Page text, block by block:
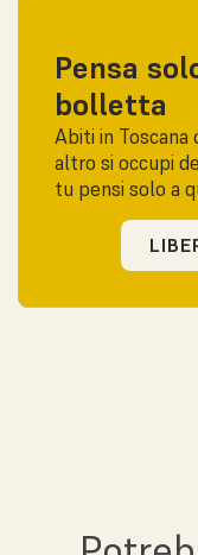
Pensa
bolletta
Abiti in Toscana
altro si occupi
tu pensi solo a